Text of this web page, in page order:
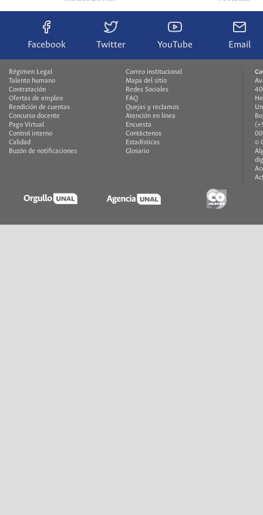
Facebook Twitter YouTube Email
Régimen Legal
Talento humano
Contratación
Ofertas de empleo
Rendición de cuentas
Concurso docente
Pago Virtual
Control interno
Calidad
Buzón de notificaciones
Correo institucional
Mapa del sitio
Redes Sociales
FAQ
Quejas y reclamos
Atención en línea
Encuesta
Contáctenos
Estadísticas
Glosario
©